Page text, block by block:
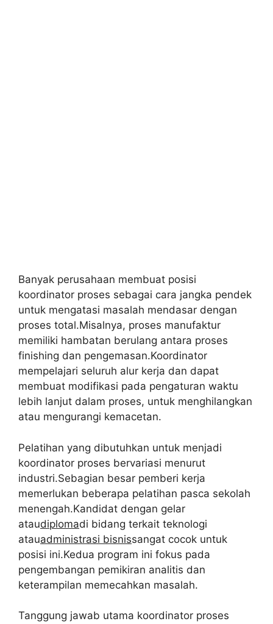
Banyak perusahaan membuat posisi
koordinator proses sebagai cara jangka pendek
untuk mengatasi masalah mendasar dengan
proses total.Misalnya, proses manufaktur
memiliki hambatan berulang antara proses
finishing dan pengemasan.Koordinator
mempelajari seluruh alur kerja dan dapat
membuat modifikasi pada pengaturan waktu
lebih lanjut dalam proses, untuk menghilangkan
atau mengurangi kemacetan.
Pelatihan yang dibutuhkan untuk menjadi
koordinator proses bervariasi menurut
industri.Sebagian besar pemberi kerja
memerlukan beberapa pelatihan pasca sekolah
menengah.Kandidat dengan gelar
ataudiplomadi bidang terkait teknologi
atauadministrasi bisnissangat cocok untuk
posisi ini.Kedua program ini fokus pada
pengembangan pemikiran analitis dan
keterampilan memecahkan masalah.
Tanggung jawab utama koordinator proses